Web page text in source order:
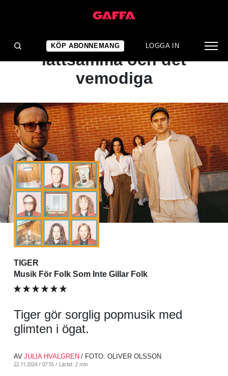
KÖP ABONNEMANG LOGGA IN
ALBUMRECENSION
Balansgång mellan det
lättsamma och det
vemodiga
TIGER
Musik För Folk Som Inte Gillar Folk
Tiger gör sorglig popmusik med
glimten i ögat.
AV JULIA HVALGREN / FOTO: OLIVER OLSSON
22.11.2024 / 07:55 / Lästid: 2 min